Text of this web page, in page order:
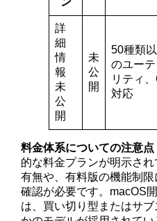
詳
細
情
報
未
公
開
未
公
開
50種類
のユーテ
リティ、
対応
料金体系についての注意点
的な料金プランが明示さ
有無や、有料版の機能制
確認が必要です。macOS
は、買い切り型またはサ